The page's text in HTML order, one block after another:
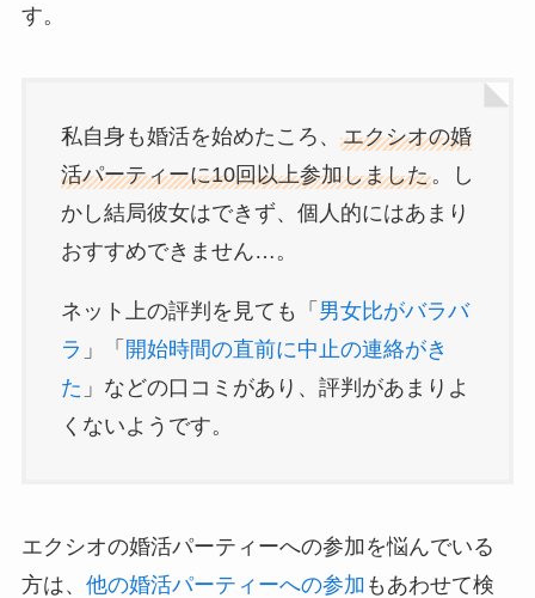
す。
私自身も婚活を始めたころ、 エクシオの婚
活パーティーに10回以上参加しました。し
かし結局彼女はできず、個人的にはあまり
おすすめできません…。
ネット上の評判を見ても「 男女比がバラバ
ラ 」「 開始時間の直前に中止の連絡がき
た 」などの口コミがあり、評判があまりよ
くないようです。
エクシオの婚活パーティーへの参加を悩んでいる
方は、 他の婚活パーティーへの参加 もあわせて検